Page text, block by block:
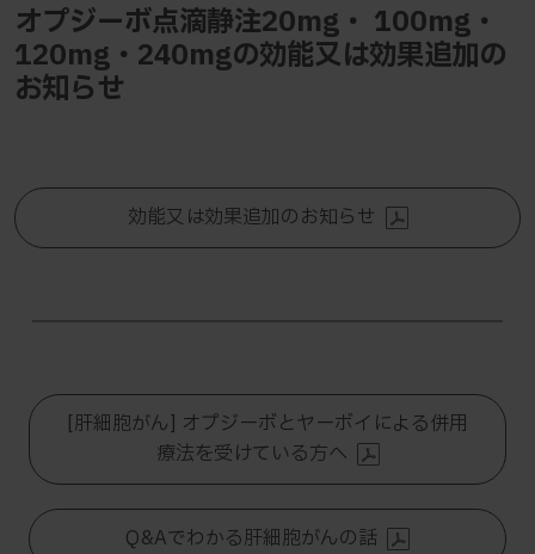
オプジーボ点滴静注20mg・ 100mg・
120mg・240mgの効能又は効果追加の
お知らせ
効能又は効果追加のお知らせ
[肝細胞がん] オプジーボとヤーボイによる併用
療法を受けている方へ
Q&Aでわかる肝細胞がんの話